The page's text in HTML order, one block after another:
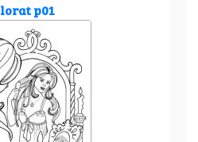
p01